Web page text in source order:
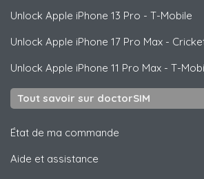
Unlock Apple iPhone 13 Pro - T-Mobile
Unlock Apple iPhone 17 Pro Max -
Unlock Apple iPhone 11 Pro Max - T-
Tout savoir sur doctorSIM
État de ma commande
Aide et assistance